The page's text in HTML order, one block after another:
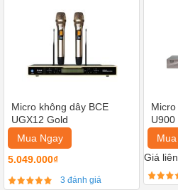
Micro không dây BCE
UGX12 Gold
Mua Ngay
5.049.000₫
3 đánh giá
U900
Giá